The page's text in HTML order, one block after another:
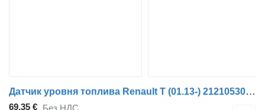
Датчик уровня топлива Renault T (01.13-) 21210530 для тягача Renault T (2013-)
69,35 € Без НДС